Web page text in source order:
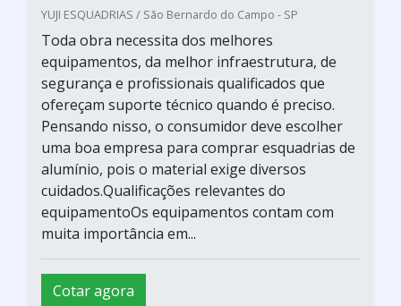
YUJI ESQUADRIAS / São Bernardo do Campo - SP
Toda obra necessita dos melhores
equipamentos, da melhor infraestrutura, de
segurança e profissionais qualificados que
ofereçam suporte técnico quando é preciso.
Pensando nisso, o consumidor deve escolher
uma boa empresa para comprar esquadrias de
alumínio, pois o material exige diversos
cuidados.Qualificações relevantes do
equipamentoOs equipamentos contam com
muita importância em...
Cotar agora